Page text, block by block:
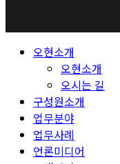
Close 오현소개
오현소개
오시는 길
구성원소개
업무분야
업무사례
언론미디어